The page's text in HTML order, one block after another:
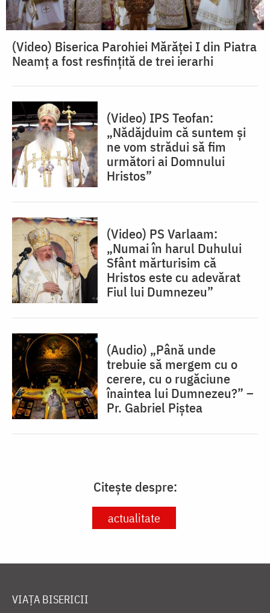
(Video) Biserica Parohiei Mărăței I din Piatra
Neamț a fost resfințită de trei ierarhi
(Video) IPS Teofan:
„Nădăjduim că suntem și
ne vom strădui să fim
următori ai Domnului
Hristos”
(Video) PS Varlaam:
„Numai în harul Duhului
Sfânt mărturisim că
Hristos este cu adevărat
Fiul lui Dumnezeu”
(Audio) „Până unde
trebuie să mergem cu o
cerere, cu o rugăciune
înaintea lui Dumnezeu?” –
Pr. Gabriel Piștea
Citește despre:
actualitate
VIAȚA BISERICII